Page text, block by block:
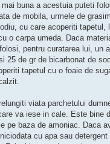
mai buna a acestuia puteti
de mobila, urmele de
cu care acoperiti tapetul,
o carpa umeda. Daca
pentru curatarea lui, un
25 de gr de bicarbonat de
tapetul cu o foaie de
viata parchetului
va iese in cale. Este bine
pe baza de amoniac. Daca
cu apa sau detergent